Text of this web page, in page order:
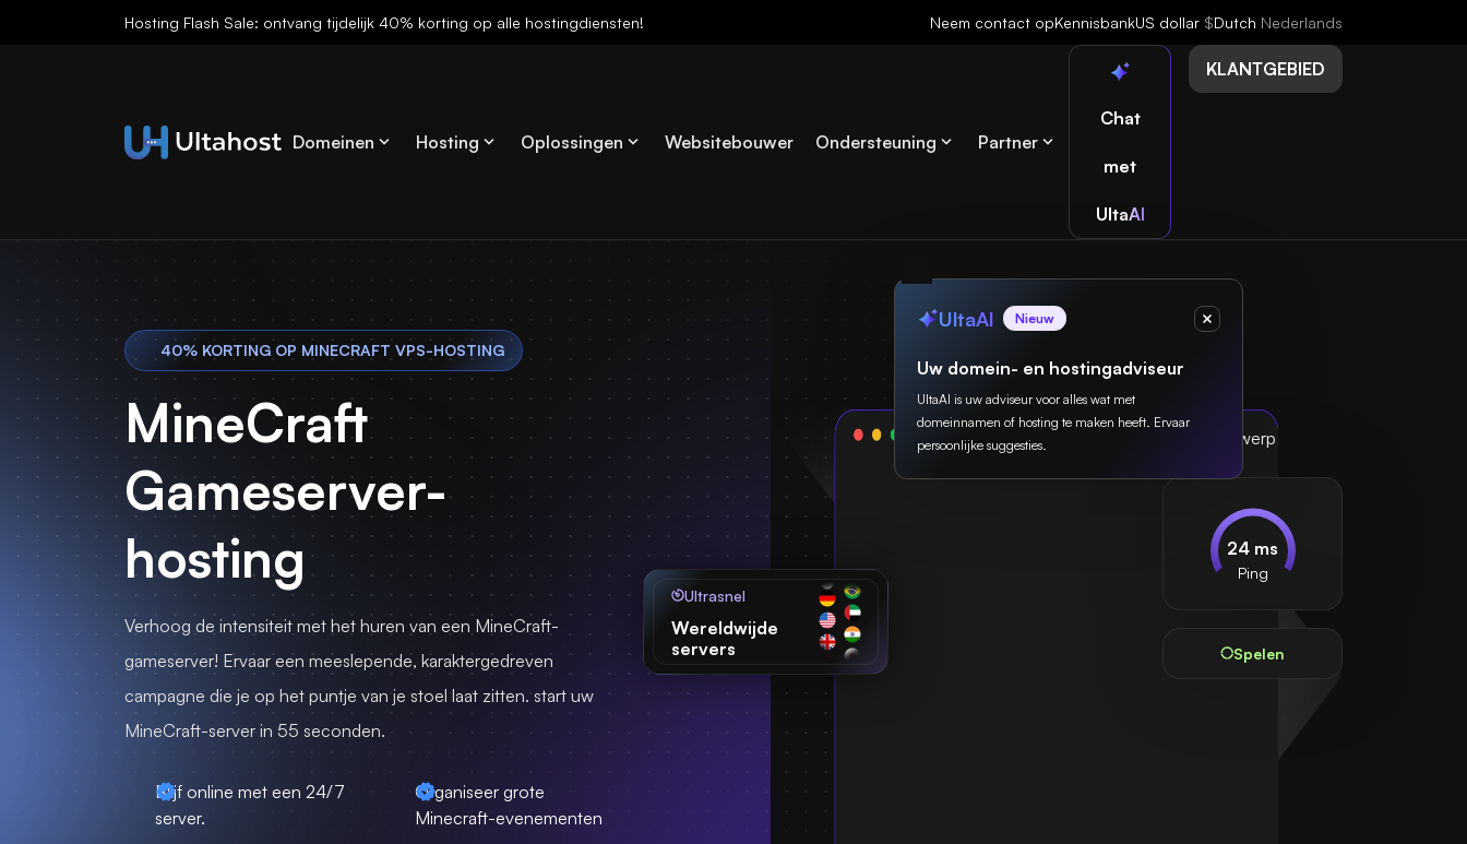
Hosting Flash Sale: ontvang tijdelijk 40% korting op alle hostingdiensten! Neem contact opKennisbankUS dollar $Dutch Nederlands
Domeinen Hosting Oplossingen Websitebouwer Ondersteuning Partner
Chat
met
UltaAI
UltaAI Nieuw
Uw domein- en hostingadviseur
UltaAI is uw adviseur voor alles wat met
domeinnamen of hosting te maken heeft. Ervaar
persoonlijke suggesties.
KLANTGEBIED
40% KORTING OP MINECRAFT VPS-HOSTING
MineCraft
Gameserver-
hosting
Verhoog de intensiteit met het huren van een MineCraft-
gameserver! Ervaar een meeslepende, karaktergedreven
campagne die je op het puntje van je stoel laat zitten. start uw
MineCraft-server in 55 seconden.
Blijf online met een 24/7
server.
Organiseer grote
Minecraft-evenementen
Ultrasnel
Wereldwijde
servers
24 ms
Ping
Spelen